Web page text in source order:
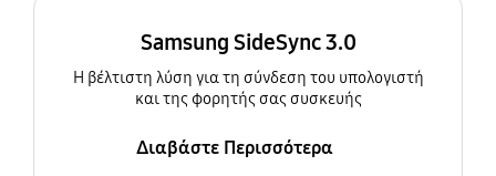
Samsung SideSync 3.0
Η βέλτιστη λύση για τη σύνδεση του υπολογιστή
και της φορητής σας συσκευής
Διαβάστε Περισσότερα